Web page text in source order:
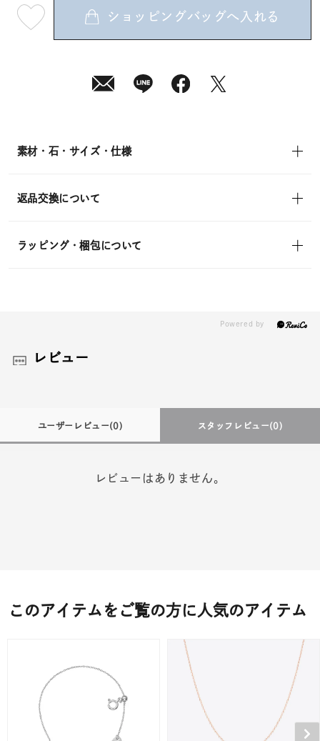
08
ショッピングバッグへ入れる
素材・石・サイズ・仕様
返品交換について
ラッピング・梱包について
レビュー
ユーザーレビュー(0) スタッフレビュー(0)
レビューはありません。
このアイテムをご覧の方に人気のアイテム